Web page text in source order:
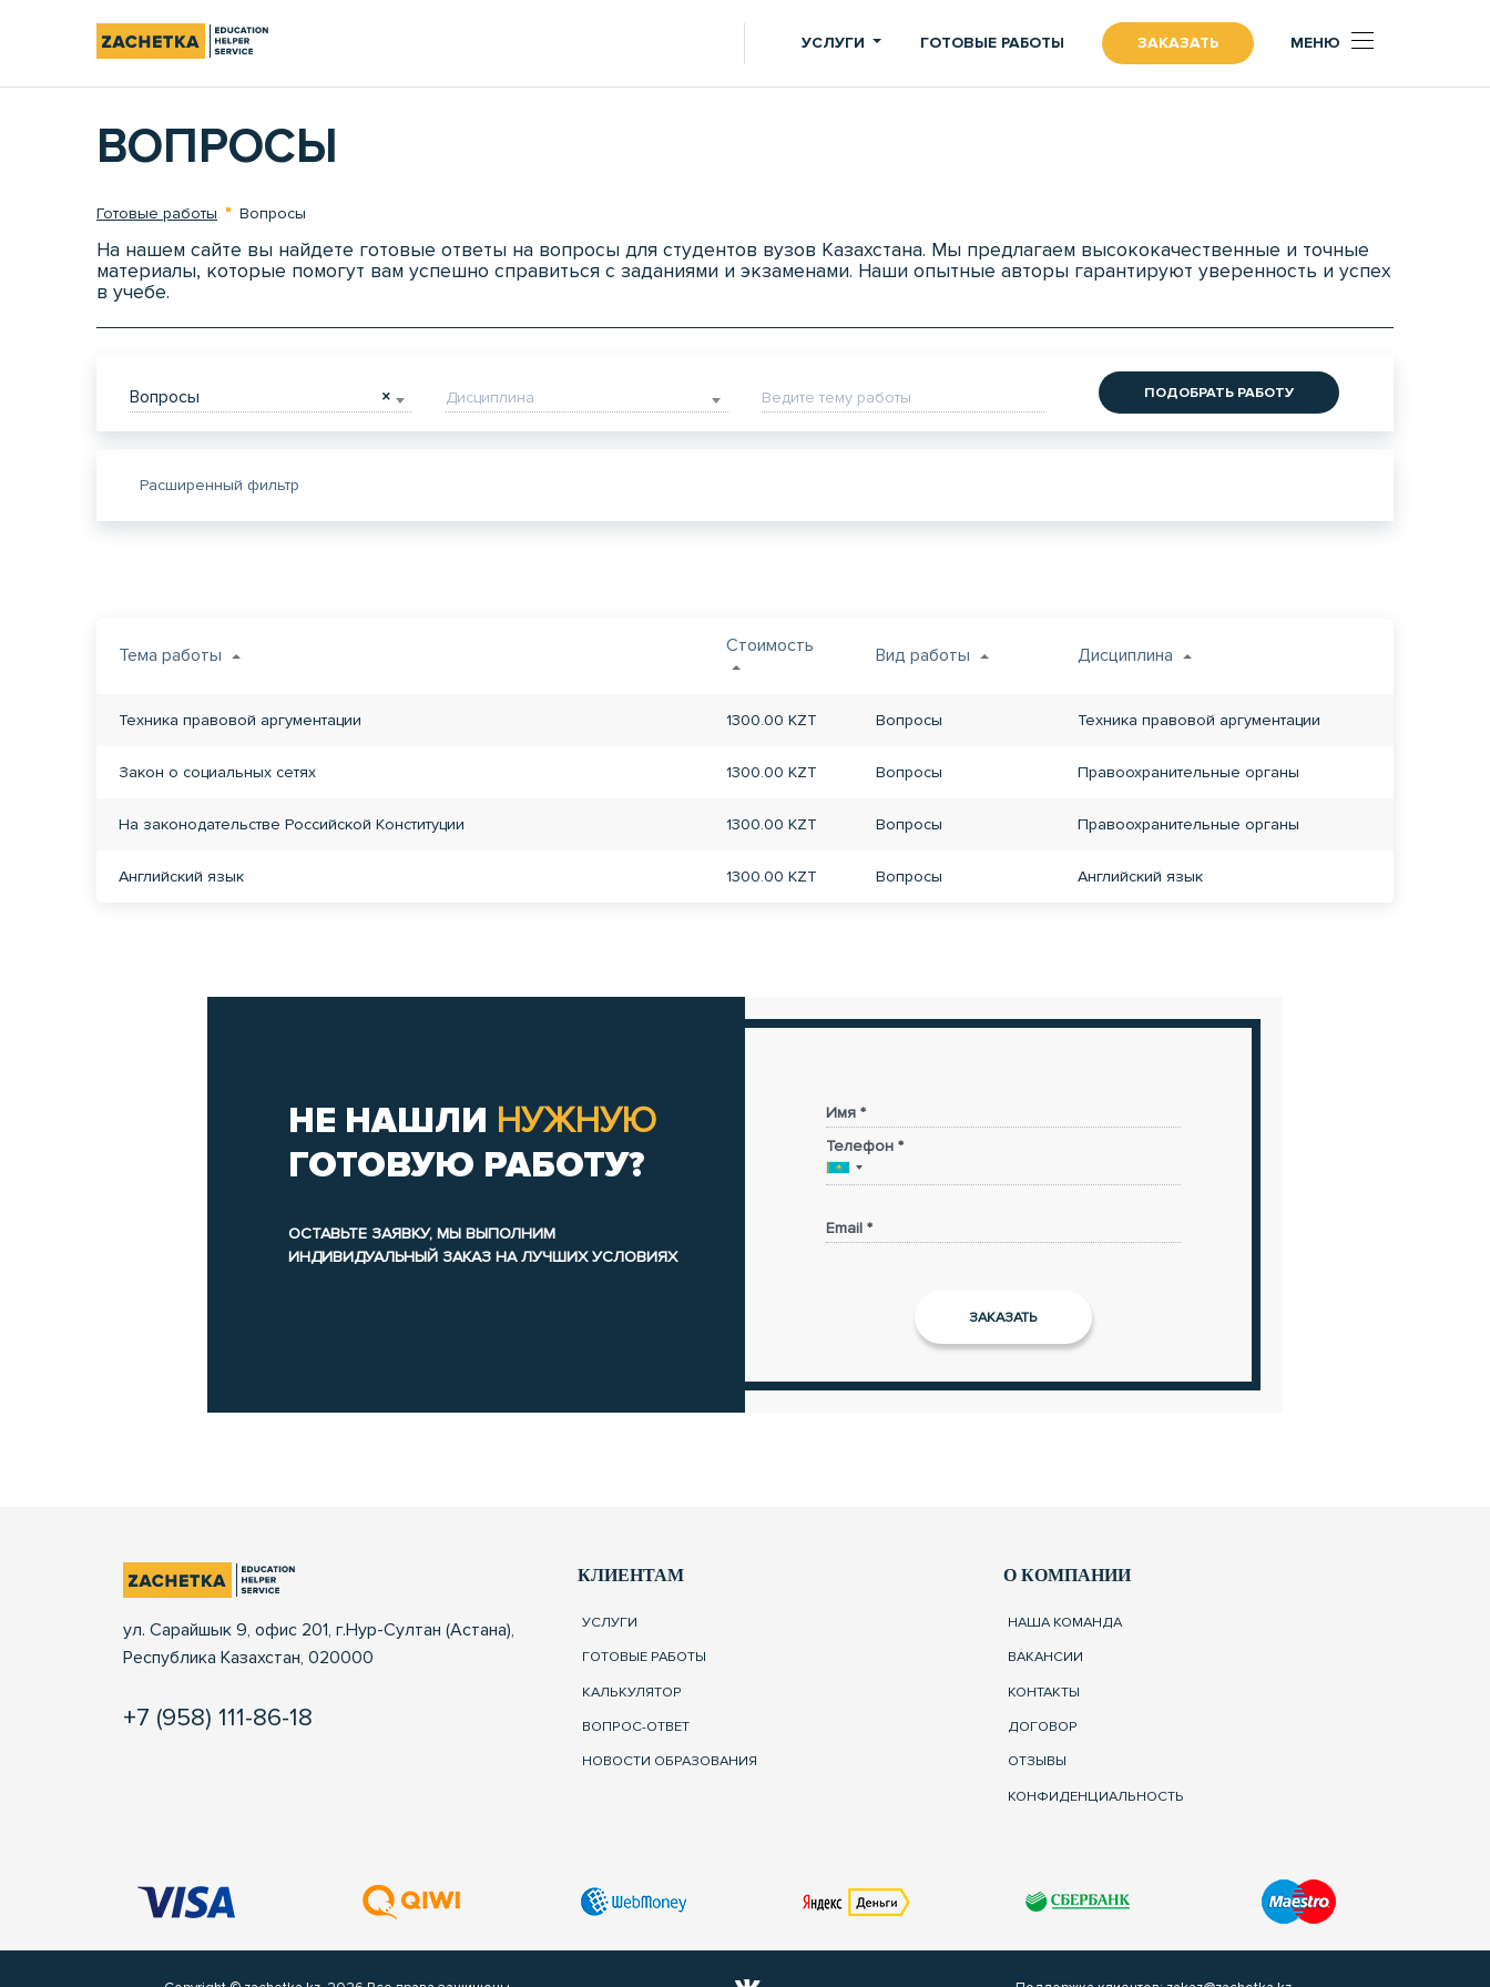
УСЛУГИ ГОТОВЫЕ РАБОТЫ ЗАКАЗАТЬ МЕНЮ
ВОПРОСЫ
Готовые работы Вопросы
На нашем сайте вы найдете готовые ответы на вопросы для студентов вузов Казахстана. Мы предлагаем высококачественные и точные
материалы, которые помогут вам успешно справиться с заданиями и экзаменами. Наши опытные авторы гарантируют уверенность и успех
в учебе.
×
Вопросы Дисциплина ПОДОБРАТЬ РАБОТУ
Расширенный фильтр
Тема работы Стоимость Вид работы Дисциплина
Техника правовой аргументации 1300.00 KZT Вопросы Техника правовой аргументации
Закон о социальных сетях 1300.00 KZT Вопросы Правоохранительные органы
На законодательстве Российской Конституции 1300.00 KZT Вопросы Правоохранительные органы
Английский язык 1300.00 KZT Вопросы Английский язык
НЕ НАШЛИ НУЖНУЮ
ГОТОВУЮ РАБОТУ?
ОСТАВЬТЕ ЗАЯВКУ, МЫ ВЫПОЛНИМ
ИНДИВИДУАЛЬНЫЙ ЗАКАЗ НА ЛУЧШИХ УСЛОВИЯХ
Имя *
Телефон *
Email *
ул. Сарайшык 9, офис 201, г.Нур-Султан (Астана),
Республика Казахстан, 020000
+7 (958) 111-86-18
КЛИЕНТАМ
УСЛУГИ
ГОТОВЫЕ РАБОТЫ
КАЛЬКУЛЯТОР
ВОПРОС-ОТВЕТ
НОВОСТИ ОБРАЗОВАНИЯ
О КОМПАНИИ
НАША КОМАНДА
ВАКАНСИИ
КОНТАКТЫ
ДОГОВОР
ОТЗЫВЫ
КОНФИДЕНЦИАЛЬНОСТЬ